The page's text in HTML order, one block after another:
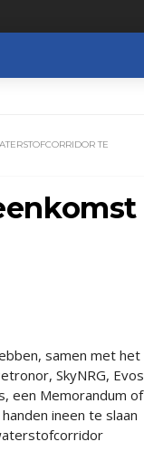
TE
samen met het
SkyNRG, Evos
een Memorandum of
ineen te slaan